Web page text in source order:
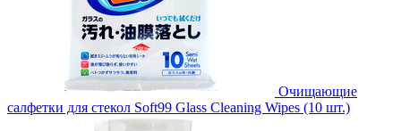
Очищающие
салфетки для стекол Soft99 Glass Cleaning Wipes (10 шт.)